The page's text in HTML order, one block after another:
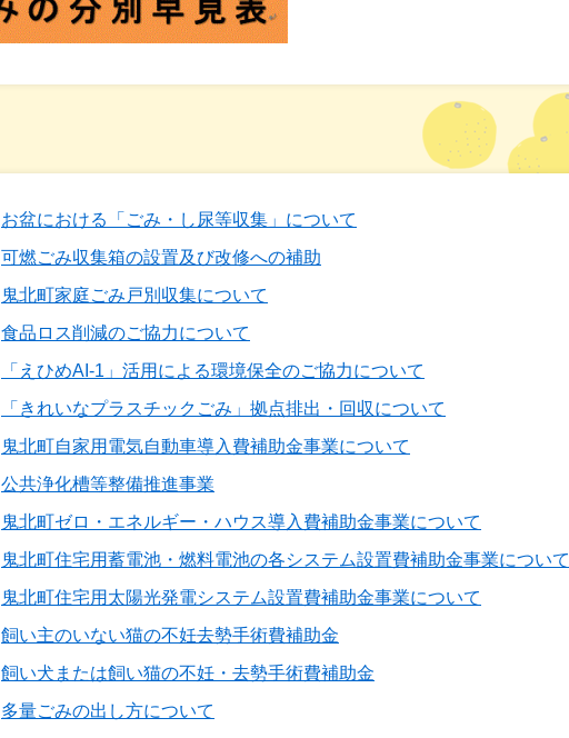
お盆における「ごみ・し尿等収集」について
可燃ごみ収集箱の設置及び改修への補助
鬼北町家庭ごみ戸別収集について
食品ロス削減のご協力について
「えひめAI-1」活用による環境保全のご協力について
「きれいなプラスチックごみ」拠点排出・回収について
鬼北町自家用電気自動車導入費補助金事業について
公共浄化槽等整備推進事業
鬼北町ゼロ・エネルギー・ハウス導入費補助金事業について
鬼北町住宅用蓄電池・燃料電池の各システム設置費補助金事業について
鬼北町住宅用太陽光発電システム設置費補助金事業について
飼い主のいない猫の不妊去勢手術費補助金
飼い犬または飼い猫の不妊・去勢手術費補助金
多量ごみの出し方について